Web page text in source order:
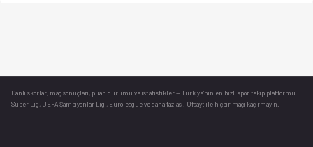
Canlı skorlar , maç sonuçları, puan durumu ve istatistikler — Türkiye’nin en hızlı spor takip platformu.
Süper Lig, UEFA Şampiyonlar Ligi, Euroleague ve daha fazlası. Ofsayt ile hiçbir maçı kaçırmayın.